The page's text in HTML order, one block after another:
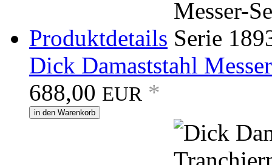
Produktdetails
Dick Damaststahl
688,00 EUR *
in den Warenkorb